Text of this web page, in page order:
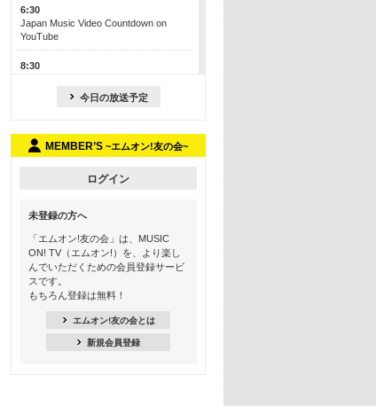
6:30
Japan Music Video Countdown on
YouTube
8:30
M-ON! カラオケカウントダウン 50
Official髭男dism特集
よりぬき! この夏聴きたい! サマーソン
グメドレー【歌詞入り】
21:00
季節を感じよう! シーズンソング特集
-8月編-【歌詞入り】
ージックビデオ特集
今日の放送予定
MEMBER’S ~エムオン!友の会~
ログイン
未登録の方へ
「エムオン!友の会」は、MUSIC
ON! TV（エムオン!）を、より楽し
んでいただくための会員登録サービ
スです。
もちろん登録は無料！
エムオン!友の会とは
新規会員登録